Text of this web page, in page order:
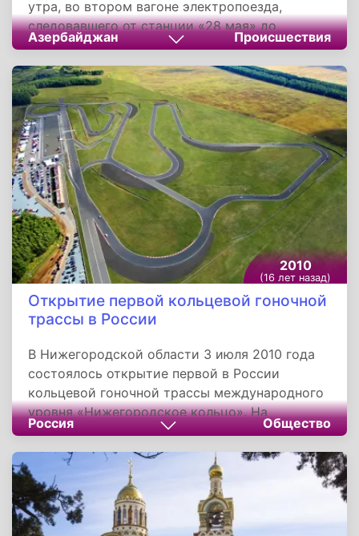
утра, во втором вагоне электропоезда,
следовавшего от станции «28 мая» до
«Гянджлик», взорвалась бомба. Сразу после
этого вагоны электропоезда мгновенно
вспыхнули. В результате теракта погибли 13
человек, еще 58 пассажиров получили
ранения различной степени тяжести.
Азербайджан Происшествия
2010
(16 лет назад)
Открытие первой кольцевой гоночной
трассы в России
В Нижегородской области 3 июля 2010 года
состоялось открытие первой в России
кольцевой гоночной трассы международного
уровня «Нижегородское кольцо». На
открытие присутствовал губернатор Валерий
Шанцев. Для гостей показали красочное шоу с
презентацией возможностей трассы.
Участниками заездов стали старинные
гоночные машины, картинги, спортивные
мотоциклы, а также редкие и тюнингованные
Россия Общество